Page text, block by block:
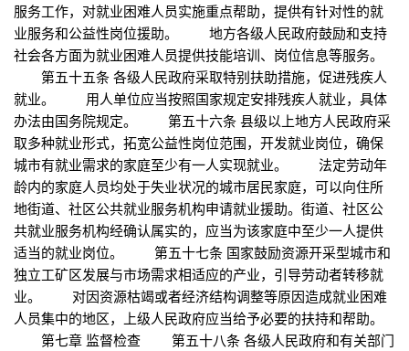
服务工作，对就业困难人员实施重点帮助，提供有针对性的就
业服务和公益性岗位援助。 地方各级人民政府鼓励和支持
社会各方面为就业困难人员提供技能培训、岗位信息等服务。
第五十五条 各级人民政府采取特别扶助措施，促进残疾人
就业。 用人单位应当按照国家规定安排残疾人就业，具体
办法由国务院规定。 第五十六条 县级以上地方人民政府采
取多种就业形式，拓宽公益性岗位范围，开发就业岗位，确保
城市有就业需求的家庭至少有一人实现就业。 法定劳动年
龄内的家庭人员均处于失业状况的城市居民家庭，可以向住所
地街道、社区公共就业服务机构申请就业援助。街道、社区公
共就业服务机构经确认属实的，应当为该家庭中至少一人提供
适当的就业岗位。 第五十七条 国家鼓励资源开采型城市和
独立工矿区发展与市场需求相适应的产业，引导劳动者转移就
业。 对因资源枯竭或者经济结构调整等原因造成就业困难
人员集中的地区，上级人民政府应当给予必要的扶持和帮助。
第七章 监督检查 第五十八条 各级人民政府和有关部门